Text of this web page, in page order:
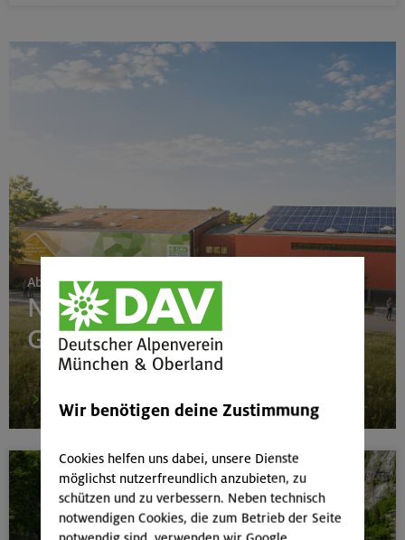
23.08.26
Seekarspitze 2053 m
Ab 24. Juni 2026
Neubau Boulderhalle
Gilching
mehr
Wir benötigen deine Zustimmung
Cookies helfen uns dabei, unsere Dienste
möglichst nutzerfreundlich anzubieten, zu
schützen und zu verbessern. Neben technisch
notwendigen Cookies, die zum Betrieb der Seite